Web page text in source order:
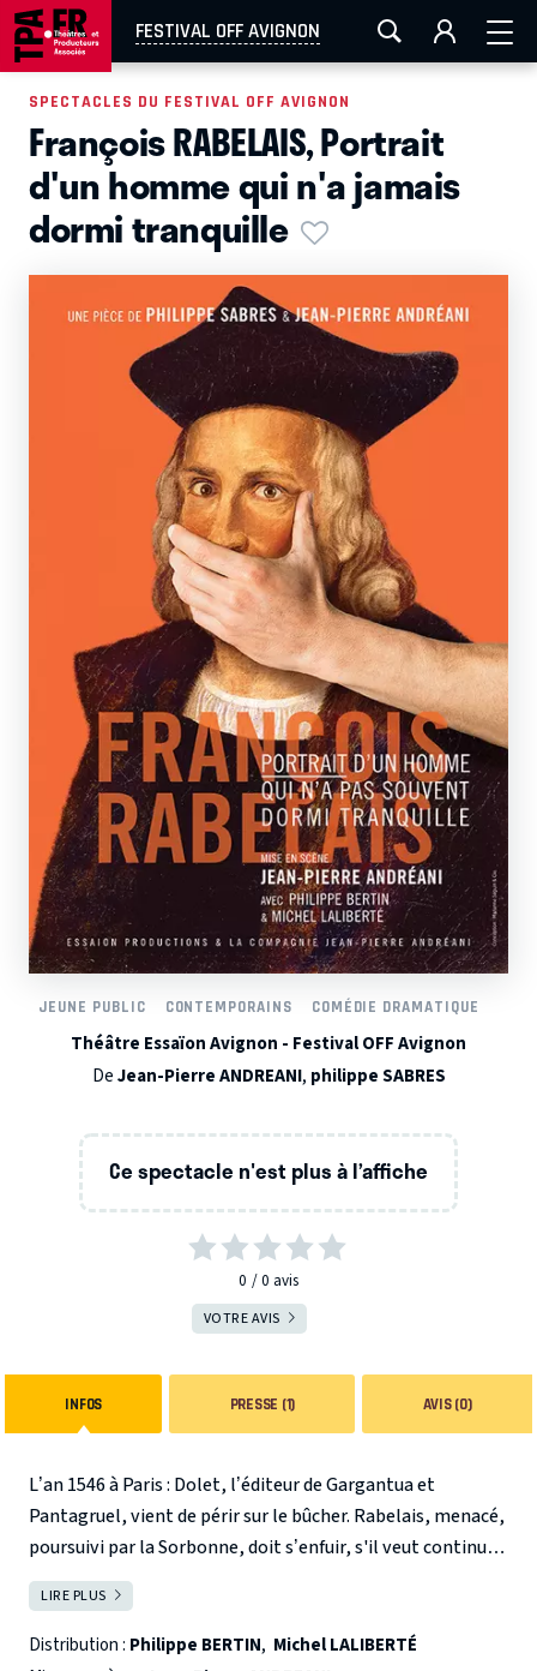
FESTIVAL OFF AVIGNON
AIX-MARSEILLE AURAY CAEN LA ROCHELLE
EN TOURNÉE
SPECTACLES DU FESTIVAL OFF AVIGNON
François RABELAIS, Portrait
d'un homme qui n'a jamais
dormi tranquille
JEUNE PUBLIC CONTEMPORAINS COMÉDIE DRAMATIQUE
Théâtre Essaïon Avignon - Festival OFF Avignon
DeJean-Pierre ANDREANI, philippe SABRES
Ce spectacle n'est plus à l’affiche
0 0 avis
VOTRE AVIS
INFOS PRESSE (1) AVIS (0)
L’an 1546 à Paris : Dolet, l’éditeur de Gargantua et
Pantagruel, vient de périr sur le bûcher. Rabelais, menacé,
poursuivi par la Sorbonne, doit s’enfuir, s'il veut continuer
par ses écrits, à pourfendre l’hypocrisie et la bêtise, sous
le couvert de son humour … Il trouve refuge chez son
protecteur l’évêque Du Bellay. Portrait du grand médecin,
LIRE PLUS
Distribution : Philippe BERTIN, Michel LALIBERTÉ